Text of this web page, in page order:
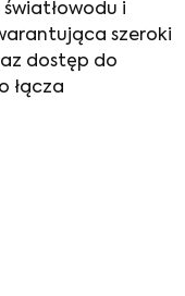
i
szeroki
dostęp do
łącza